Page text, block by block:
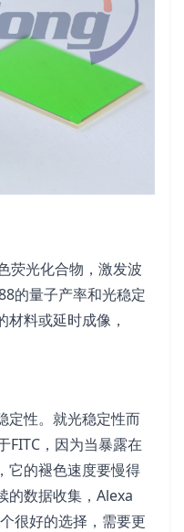
荧光化合物，激发波
的量子产率和光稳定
材料或延时成像，
定性。就光稳定性而
FITC，因为当暴露在
它的褪色速度要慢得
的数据收集，Alexa
很好的选择，需要更